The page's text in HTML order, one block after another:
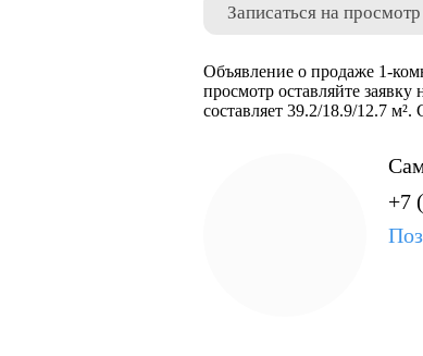
Записаться на просмотр
Объявление о продаже 1-
просмотр оставляйте
составляет 39.2/18.9/12.7
+7